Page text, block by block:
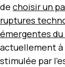
de choisir un
ruptures
émergentes
actuellement
stimulée par